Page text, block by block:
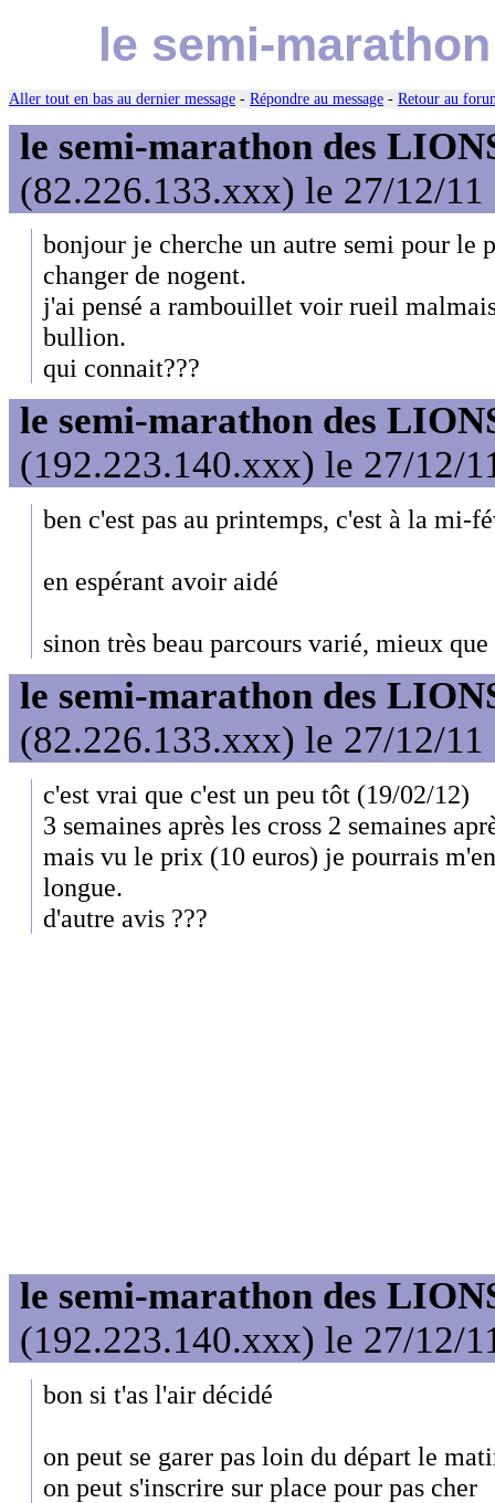
le semi-
Aller tout en bas au dernier message - Répondre au message - Retour au
le semi-marathon des
(82.226.133.xxx) le 27/12/11
bonjour je cherche un autre semi pour le
changer de nogent.
j'ai pensé a rambouillet voir rueil
bullion.
qui connait???
le semi-marathon des
(192.223.140.xxx) le 27/12/
ben c'est pas au printemps, c'est à la mi-
en espérant avoir aidé
sinon très beau parcours varié, mieux
le semi-marathon des
(82.226.133.xxx) le 27/12/11
c'est vrai que c'est un peu tôt (19/02/12)
3 semaines après les cross 2 semaines
mais vu le prix (10 euros) je pourrais
longue.
d'autre avis ???
le semi-marathon des
(192.223.140.xxx) le 27/12/
bon si t'as l'air décidé
on peut se garer pas loin du départ le
on peut s'inscrire sur place pour pas cher